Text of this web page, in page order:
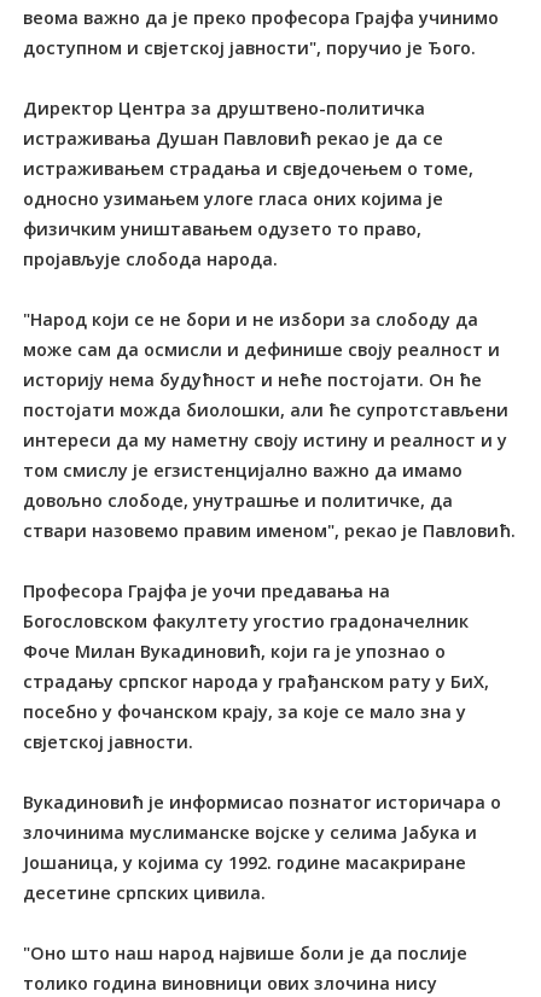
веома важно да је преко професора Грајфа учинимо
доступном и свјетској јавности", поручио је Ђого.
Директор Центра за друштвено-политичка
истраживања Душан Павловић рекао је да се
истраживањем страдања и свједочењем о томе,
односно узимањем улоге гласа оних којима је
физичким уништавањем одузето то право,
пројављује слобода народа.
"Народ који се не бори и не избори за слободу да
може сам да осмисли и дефинише своју реалност и
историју нема будућност и неће постојати. Он ће
постојати можда биолошки, али ће супротстављени
интереси да му наметну своју истину и реалност и у
том смислу је егзистенцијално важно да имамо
довољно слободе, унутрашње и политичке, да
ствари назовемо правим именом", рекао је Павловић.
Професора Грајфа је уочи предавања на
Богословском факултету угостио градоначелник
Фоче Милан Вукадиновић, који га је упознао о
страдању српског народа у грађанском рату у БиХ,
посебно у фочанском крају, за које се мало зна у
свјетској јавности.
Вукадиновић је информисао познатог историчара о
злочинима муслиманске војске у селима Јабука и
Јошаница, у којима су 1992. године масакриране
десетине српских цивила.
"Оно што наш народ највише боли је да послије
толико година виновници ових злочина нису